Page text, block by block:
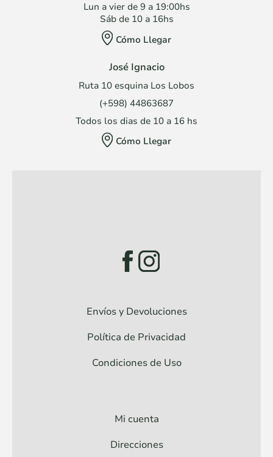
Lun a vier de 9 a 19:00hs
Sáb de 10 a 16hs
Cómo Llegar
José Ignacio
Ruta 10 esquina Los Lobos
(+598) 44863687
Todos los dias de 10 a 16 hs
Cómo Llegar
Envíos y Devoluciones
Política de Privacidad
Condiciones de Uso
Mi cuenta
Direcciones